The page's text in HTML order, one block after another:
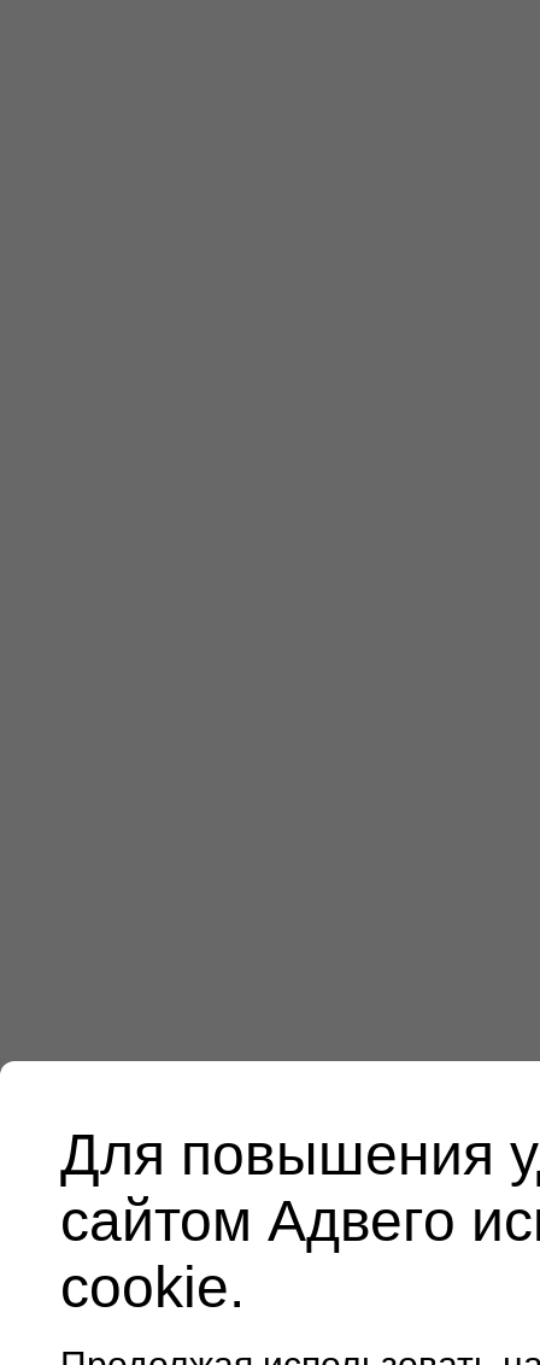
Для повышения
сайтом Адвего
cookie.